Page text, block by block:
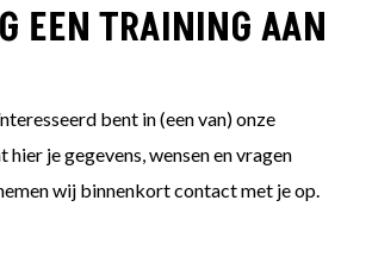
EEN TRAINING AAN
bent in (een van) onze
hier je gegevens, wensen en vragen
wij binnenkort contact met je op.